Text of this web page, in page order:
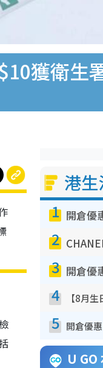
獲衛生
港
1
2
3
4
5
U GO